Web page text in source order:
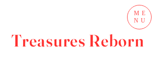
ME
NU
Treasures Reborn